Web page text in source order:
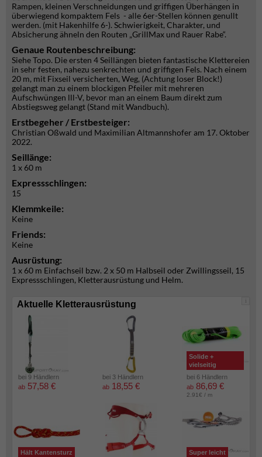
Rampen, kleinen Verschneidungen und griffigen Überhängen in
überwiegend kompaktem Fels - alle 6er-Stellen können genullt
werden. (mit Hakenhilfe 6-). Schwierigkeit, Charakter, und
Absicherung ähneln den Routen „GrillMax und Rauer Rabe“.
Genaue Routenbeschreibung:
Siehe Topo. Die ersten 4 Seillängen bieten fantastische Klettereien
in sehr festen, nahezu senkrechten und griffigen Fels. Nach einem
20 m, mit Fixseil versicherten, Weg, (Achtung loser Block!)
gelangt man zu einem blockigen Pfeiler mit mehreren
Aufschwüngen lll-V, bevor man an einem Baum direkt zum
Abstiegsweg gelangt (Stand mit Wandbuch).
Erstbegeher / Erstbesteiger:
Christian Oßwald und Maximilian Altmannshofer am 17. Oktober
2022.
Seillänge:
1 x 60 m
Expressschlingen:
15
Klemmkeile:
Keine
Friends:
Keine
Ausrüstung:
1 x 60 m Einfachseil bzw. 2 x 50 m Halbseil oder Zwillingsseil, 15
Expressschlingen, Kletterausrüstung und Helm.
i
Aktuelle Kletterausrüstung
bei 9 Händlern
ab 57,58 €
bei 3 Händlern
ab 18,55 €
Solide +
vielseitig
bei 6 Händlern
ab 86,69 €
2.91€ / m
Hält Kantensturz
Super leicht